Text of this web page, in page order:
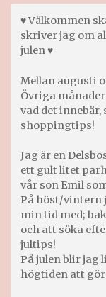
♥ Välkommen
skriver jag om
julen ♥
Mellan augusti
Övriga
vad det
shoppingtips!
Jag är en
ett gult litet
vår son Emil
På höst/vintern
min tid med;
och att söka
jultips!
På julen blir jag
högtiden att